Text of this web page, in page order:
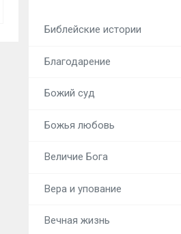
Библейские истории
Благодарение
Божий суд
Божья любовь
Величие Бога
Вера и упование
Вечная жизнь